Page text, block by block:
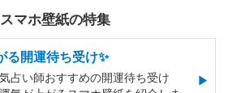
スマホ壁紙の特集
る開運待ち受け✨
占い師おすすめの開運待ち受け